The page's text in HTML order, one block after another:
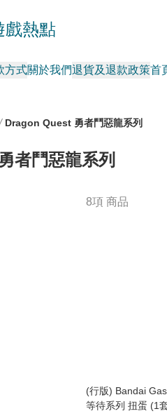
戲熱點
方式關於我們退貨及退款政策首
/ Dragon Quest 勇者鬥惡龍系列
者鬥惡龍系列
8項 商品
(行版) Bandai
等待系列 扭蛋 (1